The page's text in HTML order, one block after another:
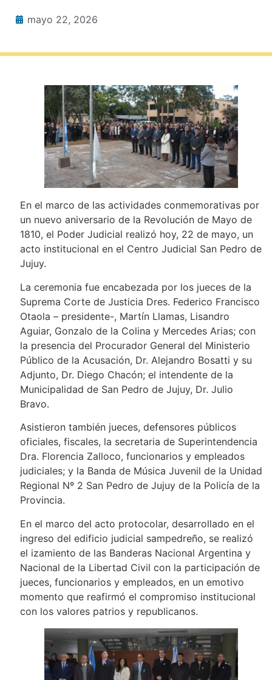
mayo 22, 2026
En el marco de las actividades conmemorativas por
un nuevo aniversario de la Revolución de Mayo de
1810, el Poder Judicial realizó hoy, 22 de mayo, un
acto institucional en el Centro Judicial San Pedro de
Jujuy.
La ceremonia fue encabezada por los jueces de la
Suprema Corte de Justicia Dres. Federico Francisco
Otaola – presidente-, Martín Llamas, Lisandro
Aguiar, Gonzalo de la Colina y Mercedes Arias; con
la presencia del Procurador General del Ministerio
Público de la Acusación, Dr. Alejandro Bosatti y su
Adjunto, Dr. Diego Chacón; el intendente de la
Municipalidad de San Pedro de Jujuy, Dr. Julio
Bravo.
Asistieron también jueces, defensores públicos
oficiales, fiscales, la secretaria de Superintendencia
Dra. Florencia Zalloco, funcionarios y empleados
judiciales; y la Banda de Música Juvenil de la Unidad
Regional Nº 2 San Pedro de Jujuy de la Policía de la
Provincia.
En el marco del acto protocolar, desarrollado en el
ingreso del edificio judicial sampedreño, se realizó
el izamiento de las Banderas Nacional Argentina y
Nacional de la Libertad Civil con la participación de
jueces, funcionarios y empleados, en un emotivo
momento que reafirmó el compromiso institucional
con los valores patrios y republicanos.